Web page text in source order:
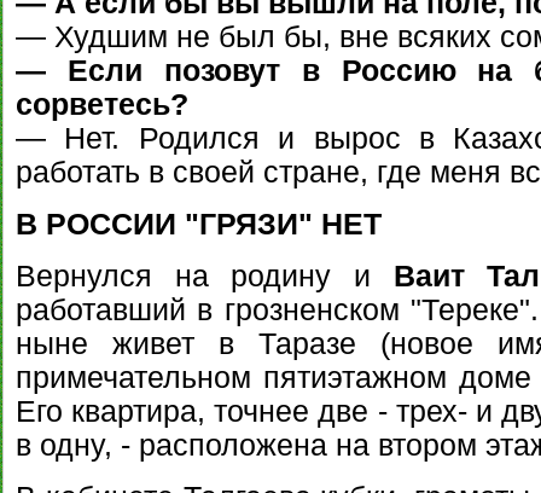
— Худшим не был бы, вне всяких
— Если позовут в Россию на
сорветесь?
— Нет. Родился и вырос в
работать в своей стране, где меня
В РОССИИ "ГРЯЗИ" НЕТ
Вернулся на родину и Ваит
работавший в грозненском
ныне живет в Таразе (новое
примечательном пятиэтажном
Его квартира, точнее две - трех- и
в одну, - расположена на втором